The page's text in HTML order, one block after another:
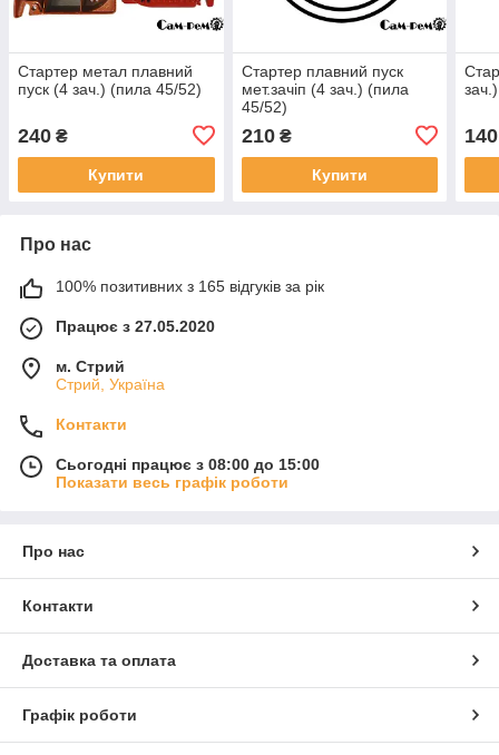
Стартер метал плавний
пуск (4 зач.) (пила 45/52)
240 ₴
Купити
Стартер плавний пуск
мет.зачіп (4 зач.) (пила
45/52)
210₴
Купити
140
Про нас
100% позитивних з 165 відгуків за рік
Працює з 27.05.2020
м. Стрий
Стрий, Україна
Контакти
Сьогодні працює з 08:00 до 15:00
Показати весь графік роботи
Про нас
Контакти
Доставка та оплата
Графік роботи